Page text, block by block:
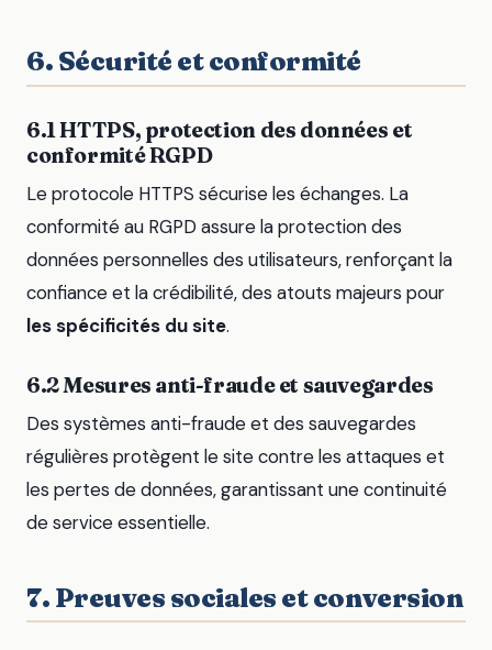
6. Sécurité et conformité
6.1 HTTPS, protection des données et
conformité RGPD
Le protocole HTTPS sécurise les échanges. La
conformité au RGPD assure la protection des
données personnelles des utilisateurs, renforçant la
confiance et la crédibilité, des atouts majeurs pour
les spécificités du site.
6.2 Mesures anti-fraude et sauvegardes
Des systèmes anti-fraude et des sauvegardes
régulières protègent le site contre les attaques et
les pertes de données, garantissant une continuité
de service essentielle.
7. Preuves sociales et conversion